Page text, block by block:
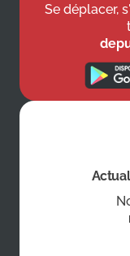
Se déplacer,